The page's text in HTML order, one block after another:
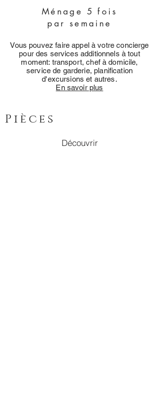
Ménage 5 fois
par semaine
Vous pouvez faire appel à votre concierge
pour des services additionnels à tout
moment: transport, chef à domicile,
service de garderie, planification
d'excursions et autres.
En savoir plus
Pièces
Découvrir